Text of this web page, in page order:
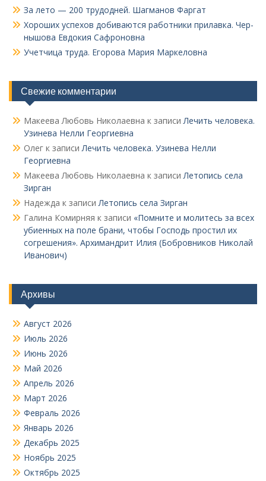
За лето — 200 трудодней. Шагманов Фаргат
Хороших успехов добиваются работники прилавка. Чер­
нышова Евдокия Сафроновна
Учетчица труда. Его­рова Мария Маркеловна
Свежие комментарии
Макеева Любовь Николаевна к записиЛечить человека.
Узинева Нелли Георгиевна
Олег к записиЛечить человека. Узинева Нелли
Георгиевна
Макеева Любовь Николаевна к записиЛетопись села
Зирган
Надежда к записиЛетопись села Зирган
Галина Комирняя к записи «Помните и молитесь за всех
убиенных на поле брани, чтобы Господь простил их
согрешения». Архимандрит Илия (Бобровников Николай
Иванович)
Архивы
Август 2026
Июль 2026
Июнь 2026
Май 2026
Апрель 2026
Март 2026
Февраль 2026
Январь 2026
Декабрь 2025
Ноябрь 2025
Октябрь 2025